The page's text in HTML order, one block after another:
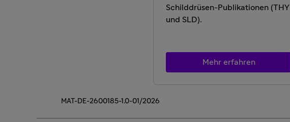
Schilddrüsen-Publikationen (THY
und SLD).
Mehr erfahren
MAT-DE-2600185-1.0-01/2026